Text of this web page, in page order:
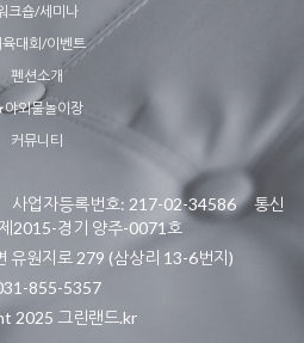
크숍/세미나
육대회/이벤트
펜션소개
외물놀이장
커뮤니티
업자등록번호: 217-02-34586 통신
2015-경기 양주-0071호
유원지로 279 (삼상리 13-6번지)
855-5357
2025 그린랜드.kr